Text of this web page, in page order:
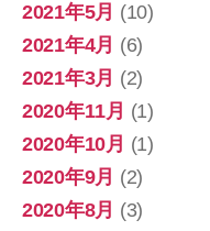
2021年5月 (10)
2021年4月 (6)
2021年3月 (2)
2020年11月 (1)
2020年10月 (1)
2020年9月 (2)
2020年8月 (3)